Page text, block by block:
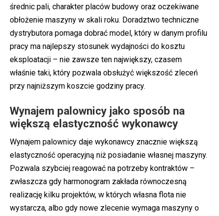
średnic pali, charakter placów budowy oraz oczekiwane
obłożenie maszyny w skali roku. Doradztwo techniczne
dystrybutora pomaga dobrać model, który w danym profilu
pracy ma najlepszy stosunek wydajności do kosztu
eksploatacji – nie zawsze ten największy, czasem
właśnie taki, który pozwala obsłużyć większość zleceń
przy najniższym koszcie godziny pracy.
Wynajem palownicy jako sposób na
większą elastyczność wykonawcy
Wynajem palownicy daje wykonawcy znacznie większą
elastyczność operacyjną niż posiadanie własnej maszyny.
Pozwala szybciej reagować na potrzeby kontraktów –
zwłaszcza gdy harmonogram zakłada równoczesną
realizację kilku projektów, w których własna flota nie
wystarcza, albo gdy nowe zlecenie wymaga maszyny o